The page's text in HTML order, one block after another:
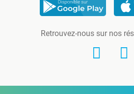
Retrouvez-nous sur nos